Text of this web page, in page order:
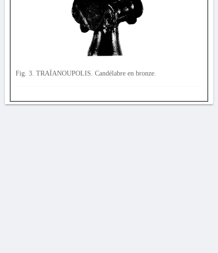
Fig. 3. TRAÏANOUPOLIS. Candélabre en bronze.